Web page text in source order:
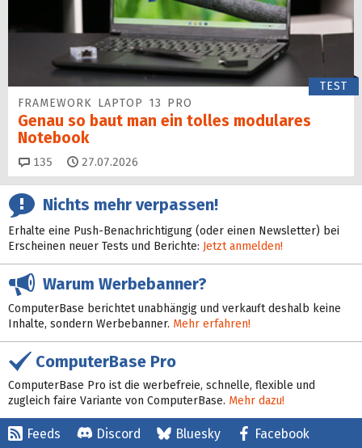
TEST
FRAMEWORK LAPTOP 13 PRO
Genau so baut man ein tolles modulares
Notebook
135 Kommentare
27.07.2026
Nichts mehr verpassen!
Erhalte eine Push-Benachrichtigung (oder einen Newsletter) bei
Erscheinen neuer Tests und Berichte: Jetzt anmelden!
Warum Werbebanner?
ComputerBase berichtet unabhängig und verkauft deshalb keine
Inhalte, sondern Werbebanner. Mehr erfahren!
ComputerBase Pro
ComputerBase Pro ist die werbefreie, schnelle, flexible und
zugleich faire Variante von ComputerBase. Mehr dazu!
Feeds Discord Bluesky Facebook